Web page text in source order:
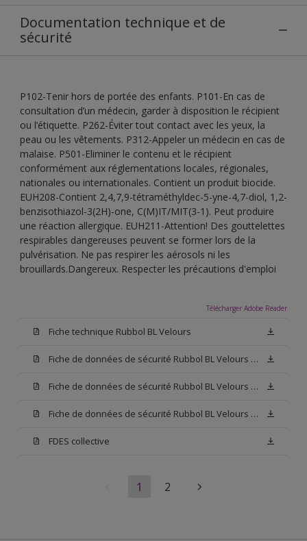
Documentation technique et de
sécurité
P102-Tenir hors de portée des enfants. P101-En cas de
consultation d’un médecin, garder à disposition le récipient
ou l’étiquette. P262-Éviter tout contact avec les yeux, la
peau ou les vêtements. P312-Appeler un médecin en cas de
malaise. P501-Eliminer le contenu et le récipient
conformément aux réglementations locales, régionales,
nationales ou internationales. Contient un produit biocide.
EUH208-Contient 2,4,7,9-tétraméthyldec-5-yne-4,7-diol, 1,2-
benzisothiazol-3(2H)-one, C(M)IT/MIT(3-1). Peut produire
une réaction allergique. EUH211-Attention! Des gouttelettes
respirables dangereuses peuvent se former lors de la
pulvérisation. Ne pas respirer les aérosols ni les
brouillards.Dangereux. Respecter les précautions d'emploi
Télécharger Adobe Reader
Fiche technique Rubbol BL Velours
Fiche de données de sécurité Rubbol BL Velours Base W05
Fiche de données de sécurité Rubbol BL Velours Base N00
Fiche de données de sécurité Rubbol BL Velours Blanc
FDES collective
1 2